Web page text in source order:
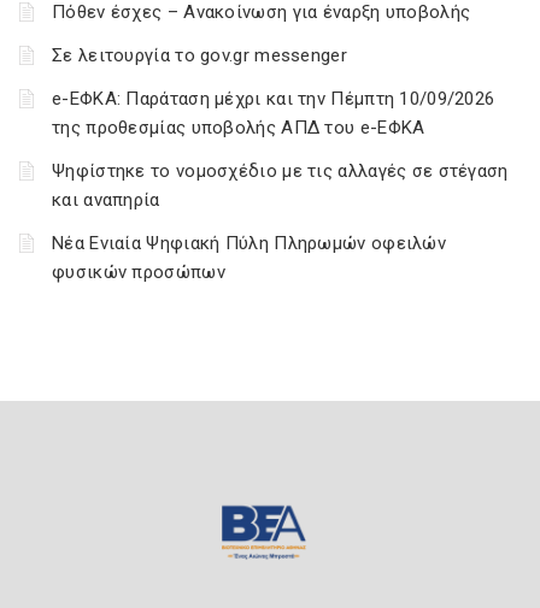
Πόθεν έσχες – Ανακοίνωση για έναρξη υποβολής
Σε λειτουργία το gov.gr messenger
e-ΕΦΚΑ: Παράταση μέχρι και την Πέμπτη 10/09/2026
της προθεσμίας υποβολής ΑΠΔ του e-ΕΦΚΑ
Ψηφίστηκε το νομοσχέδιο με τις αλλαγές σε στέγαση
και αναπηρία
Νέα Ενιαία Ψηφιακή Πύλη Πληρωμών οφειλών
φυσικών προσώπων